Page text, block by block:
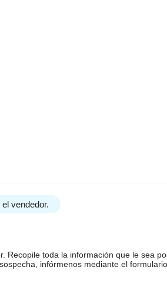
vendedor.
Recopile toda la información que le sea
infórmenos mediante el